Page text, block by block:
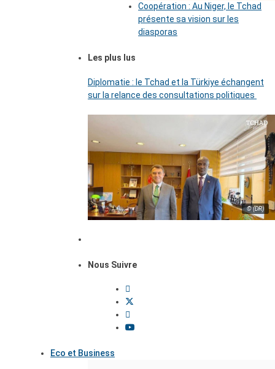
Coopération : Au Niger, le Tchad
présente sa vision sur les
diasporas
Les plus lus
Diplomatie : le Tchad et la Türkiye échangent
sur la relance des consultations politiques
© (DR)
Nous Suivre
Eco et Business